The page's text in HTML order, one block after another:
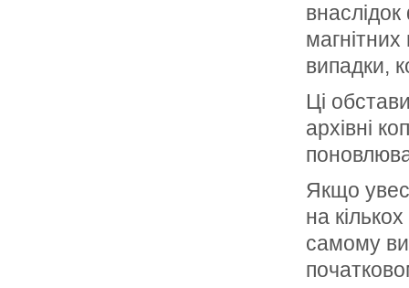
внаслідок
магнітних
випадки,
Ці
архівні
Якщо
на
самому